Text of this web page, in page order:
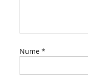
Nume *